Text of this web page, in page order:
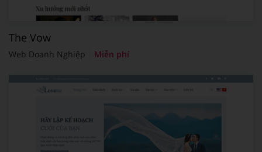
The Vow
Web Doanh Nghiệp Miễn phí